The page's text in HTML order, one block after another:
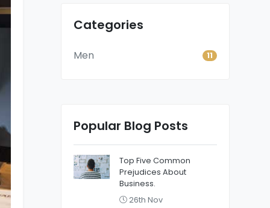
Categories
Men 11
Popular Blog Posts
Top Five Common
Prejudices About
Business.
26th Nov